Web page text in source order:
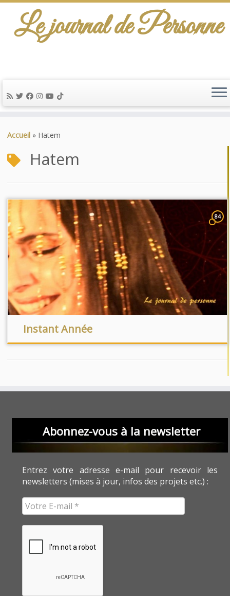
au
Le journal de Personne
Accueil » Hatem
Hatem
84
Instant Année
Abonnez-vous à la newsletter
Entrez votre adresse e-mail pour recevoir les
newsletters (mises à jour, infos des projets etc.) :